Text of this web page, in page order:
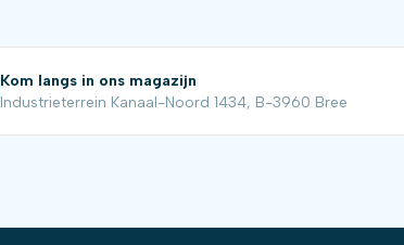
Kom langs in ons magazijn
Industrieterrein Kanaal-Noord 1434, B-3960 Bree